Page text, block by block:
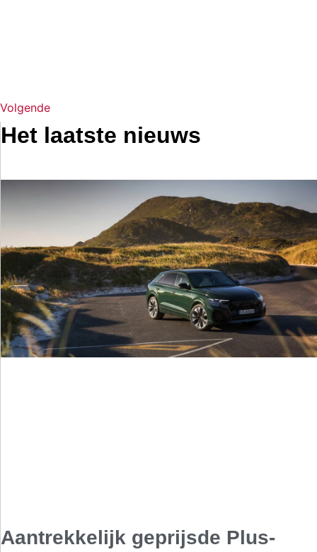
Volgende
Het laatste nieuws
Aantrekkelijk geprijsde Plus-